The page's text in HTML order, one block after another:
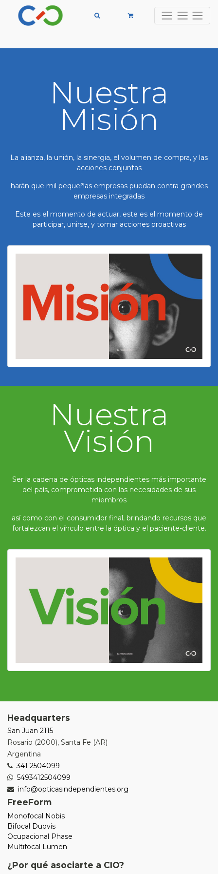
Nuestra
Misión
La alianza, la unión, la sinergia, el volumen de compra, y las
acciones conjuntas
harán que mil pequeñas empresas puedan contra grandes
empresas integradas
Este es el momento de actuar, este es el momento de
participar, unirse, y tomar acciones proactivas
Nuestra
Visión
Ser la cadena de ópticas independientes más importante
del país, comprometida con las necesidades de sus
miembros
así como con el consumidor final, brindando recursos que
fortalezcan el vínculo entre la óptica y el paciente-cliente.
Headquarters
San Juan 2115
Rosario (2000), Santa Fe (AR)
Argentina
341 2504099
5493412504099
info@opticasindependientes.org
FreeForm
Monofocal Nobis
Bifocal Duovis
Ocupacional Phase
Multifocal Lumen
¿Por qué asociarte a CIO?